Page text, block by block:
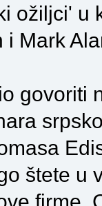
ožiljci' u
i Mark
govoriti
štete u
firme